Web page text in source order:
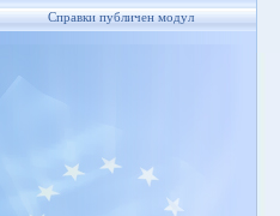
Справки публичен модул